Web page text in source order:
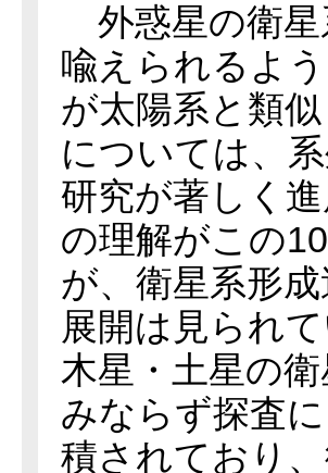
外惑星の衛星
喩えられるよ
が太陽系と類
については、
研究が著しく
の理解がこの
が、衛星系形
展開は見られ
木星・土星の
みならず探査
積されており